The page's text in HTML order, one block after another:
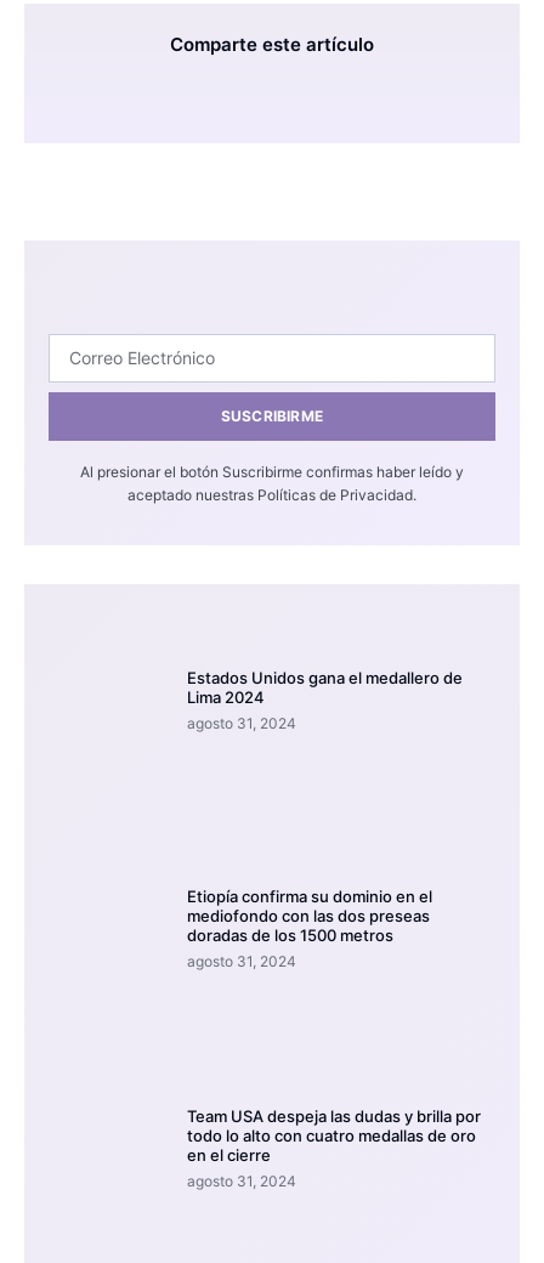
Comparte este artículo
SUSCRIBIRME
Al presionar el botón Suscribirme confirmas haber leído y
aceptado nuestras Políticas de Privacidad.
Estados Unidos gana el medallero de
Lima 2024
agosto 31, 2024
Etiopía confirma su dominio en el
mediofondo con las dos preseas
doradas de los 1500 metros
agosto 31, 2024
Team USA despeja las dudas y brilla por
todo lo alto con cuatro medallas de oro
en el cierre
agosto 31, 2024